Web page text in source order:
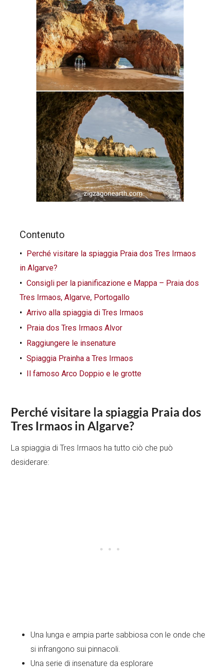
Contenuto
Perché visitare la spiaggia Praia dos Tres Irmaos
in Algarve?
Consigli per la pianificazione e Mappa – Praia dos
Tres Irmaos, Algarve, Portogallo
Arrivo alla spiaggia di Tres Irmaos
Praia dos Tres Irmaos Alvor
Raggiungere le insenature
Spiaggia Prainha a Tres Irmaos
Il famoso Arco Doppio e le grotte
Perché visitare la spiaggia Praia dos
Tres Irmaos in Algarve?
La spiaggia di Tres Irmaos ha tutto ciò che può
desiderare:
Una lunga e ampia parte sabbiosa con le onde che
si infrangono sui pinnacoli.
Una serie di insenature da esplorare